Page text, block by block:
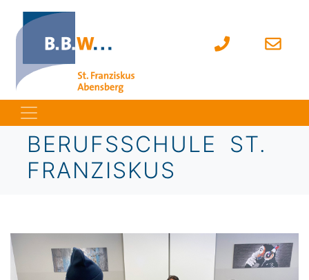
BERUFSSCHULE ST.
FRANZISKUS